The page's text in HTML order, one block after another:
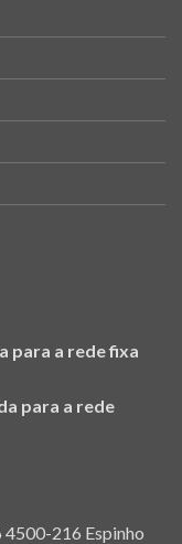
para a rede fixa
para a rede
4500-216 Espinho